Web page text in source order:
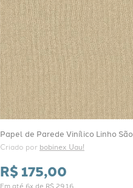
Papel de Parede Vinílico Linho
Criado por bobinex Uau!
R$175,00
Em até 6x de R$ 2916